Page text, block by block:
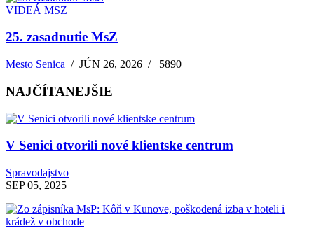
VIDEÁ MSZ
25. zasadnutie MsZ
Mesto Senica /JÚN 26, 2026 / 5890
NAJČÍTANEJŠIE
V Senici otvorili nové klientske centrum
Spravodajstvo
SEP 05, 2025